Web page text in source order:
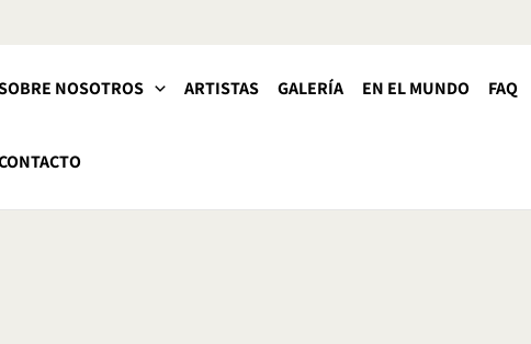
NOSOTROS ARTISTAS GALERÍA EN EL MUNDO FAQ